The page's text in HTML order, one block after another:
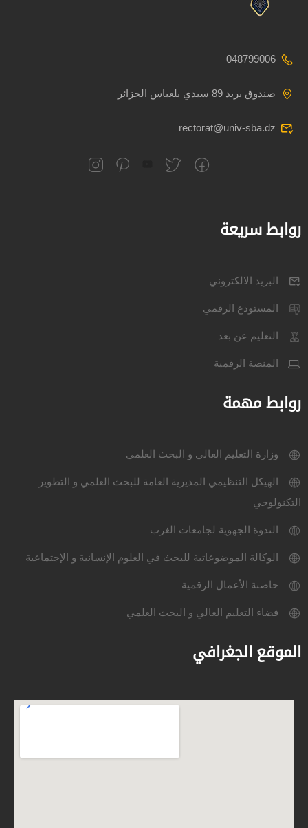
048799006
صندوق بريد 89 سيدي بلعباس الجزائر
rectorat@univ-sba.dz
روابط سريعة
البريد الالكتروني
المستودع الرقمي
التعليم عن بعد
المنصة الرقمية
روابط مهمة
وزارة التعليم العالي و البحث العلمي
الهيكل التنظيمي المديرية العامة للبحث العلمي و التطوير
التكنولوجي
الندوة الجهوية لجامعات الغرب
الوكالة الموضوعاتية للبحث في العلوم الإنسانية و الإجتماعية
حاضنة الأعمال الرقمية
فضاء التعليم العالي و البحث العلمي
الموقع الجغرافي